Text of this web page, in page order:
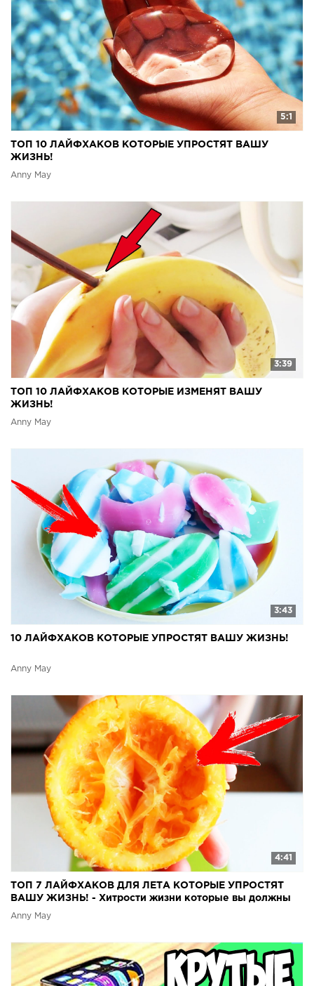
5:1
ТОП 10 ЛАЙФХАКОВ КОТОРЫЕ УПРОСТЯТ ВАШУ
ЖИЗНЬ!
Anny May
3:39
ТОП 10 ЛАЙФХАКОВ КОТОРЫЕ ИЗМЕНЯТ ВАШУ
ЖИЗНЬ!
Anny May
3:43
10 ЛАЙФХАКОВ КОТОРЫЕ УПРОСТЯТ ВАШУ ЖИЗНЬ!
Anny May
4:41
ТОП 7 ЛАЙФХАКОВ ДЛЯ ЛЕТА КОТОРЫЕ УПРОСТЯТ
ВАШУ ЖИЗНЬ! - Хитрости жизни которые вы должны
знать!
Anny May